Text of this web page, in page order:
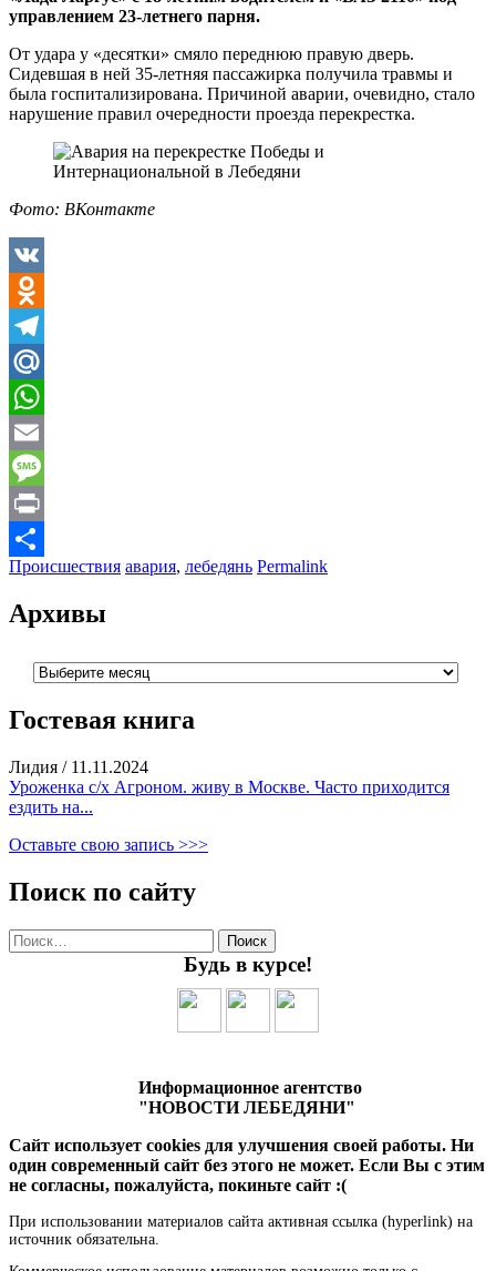
управлением 23-летнего парня.
От удара у «десятки» смяло переднюю правую дверь.
Сидевшая в ней 35-летняя пассажирка получила травмы и
была госпитализирована. Причиной аварии, очевидно, стало
нарушение правил очередности проезда перекрестка.
Фото: ВКонтакте
VK
Odnoklassniki
Telegram
Mail.Ru
WhatsApp
Email
Message
Print
Отправить
Происшествия авария, лебедянь Permalink
Архивы
Архивы
Гостевая книга
Лидия / 11.11.2024
Уроженка с/х Агроном. живу в Москве. Часто приходится
ездить на...
Оставьте свою запись >>>
Поиск по сайту
Найти:
Будь в курсе!
Информационное агентство
"НОВОСТИ ЛЕБЕДЯНИ"
Сайт использует cookies для улучшения своей работы. Ни
один современный сайт без этого не может. Если Вы с этим
не согласны, пожалуйста, покиньте сайт :(
При использовании материалов сайта активная ссылка (hyperlink) на
источник обязательна.